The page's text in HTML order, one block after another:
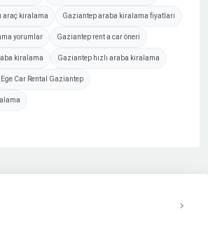
araç kiralama Gaziantep araba kiralama fiyatları
yorumlar Gaziantep rent a car öneri
kiralama Gaziantep hızlı araba kiralama
Ege Car Rental Gaziantep